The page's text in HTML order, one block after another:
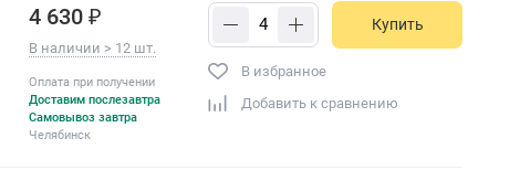
4 630 ₽
В наличии > 12 шт.
Оплата при получении
Доставим послезавтра
Самовывоз завтра
Челябинск
Купить
В избранное
Добавить к сравнению